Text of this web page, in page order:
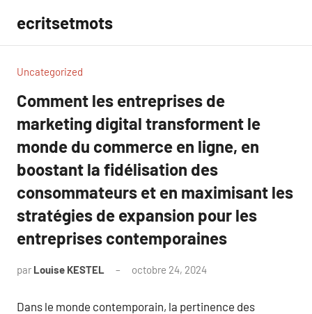
contenu
ecritsetmots
Uncategorized
Comment les entreprises de
marketing digital transforment le
monde du commerce en ligne, en
boostant la fidélisation des
consommateurs et en maximisant les
stratégies de expansion pour les
entreprises contemporaines
par Louise KESTEL octobre 24, 2024
Dans le monde contemporain, la pertinence des